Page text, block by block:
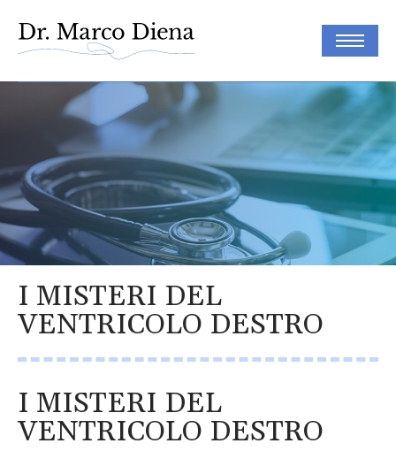
I MISTERI DEL
VENTRICOLO DESTRO
I MISTERI DEL
VENTRICOLO DESTRO